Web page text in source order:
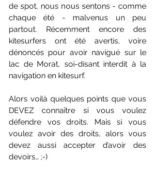
de spot, nous nous sentons - comme
chaque été - malvenus un peu
partout. Récemment encore des
kitesurfers ont été avertis, voire
dénoncés pour avoir navigué sur le
lac de Morat, soi-disant interdit à la
navigation en kitesurf.
Alors voilà quelques points que vous
DEVEZ connaître si vous voulez
défendre vos droits. Mais si vous
voulez avoir des droits, alors vous
devez aussi accepter d’avoir des
devoirs… ;-)